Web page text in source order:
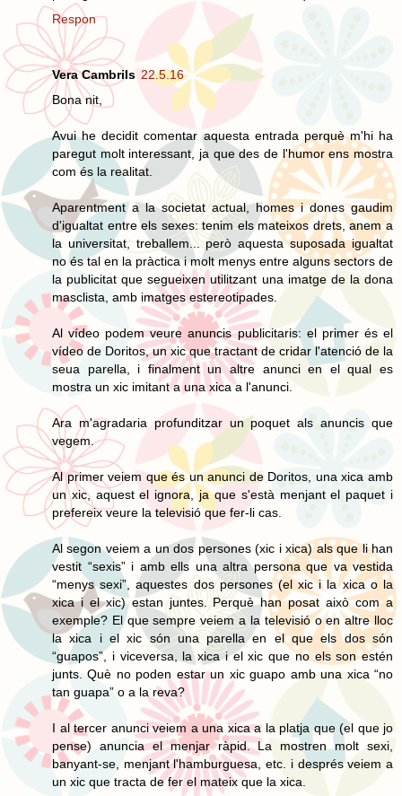
Respon
Vera Cambrils 22.5.16
Bona nit,
Avui he decidit comentar aquesta entrada perquè m'hi ha
paregut molt interessant, ja que des de l'humor ens mostra
com és la realitat.
Aparentment a la societat actual, homes i dones gaudim
d'igualtat entre els sexes: tenim els mateixos drets, anem a
la universitat, treballem... però aquesta suposada igualtat
no és tal en la pràctica i molt menys entre alguns sectors de
la publicitat que segueixen utilitzant una imatge de la dona
masclista, amb imatges estereotipades.
Al vídeo podem veure anuncis publicitaris: el primer és el
vídeo de Doritos, un xic que tractant de cridar l'atenció de la
seua parella, i finalment un altre anunci en el qual es
mostra un xic imitant a una xica a l'anunci.
Ara m'agradaria profunditzar un poquet als anuncis que
vegem.
Al primer veiem que és un anunci de Doritos, una xica amb
un xic, aquest el ignora, ja que s'està menjant el paquet i
prefereix veure la televisió que fer-li cas.
Al segon veiem a un dos persones (xic i xica) als que li han
vestit “sexis” i amb ells una altra persona que va vestida
“menys sexi”, aquestes dos persones (el xic i la xica o la
xica i el xic) estan juntes. Perquè han posat això com a
exemple? El que sempre veiem a la televisió o en altre lloc
la xica i el xic són una parella en el que els dos són
“guapos”, i viceversa, la xica i el xic que no els son estén
junts. Què no poden estar un xic guapo amb una xica “no
tan guapa” o a la reva?
I al tercer anunci veiem a una xica a la platja que (el que jo
pense) anuncia el menjar ràpid. La mostren molt sexi,
banyant-se, menjant l'hamburguesa, etc. i després veiem a
un xic que tracta de fer el mateix que la xica.